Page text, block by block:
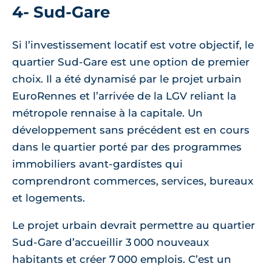
4- Sud-Gare
Si l’investissement locatif est votre objectif, le
quartier Sud-Gare est une option de premier
choix. Il a été dynamisé par le projet urbain
EuroRennes et l’arrivée de la LGV reliant la
métropole rennaise à la capitale. Un
développement sans précédent est en cours
dans le quartier porté par des programmes
immobiliers avant-gardistes qui
comprendront commerces, services, bureaux
et logements.
Le projet urbain devrait permettre au quartier
Sud-Gare d’accueillir 3 000 nouveaux
habitants et créer 7 000 emplois. C’est un